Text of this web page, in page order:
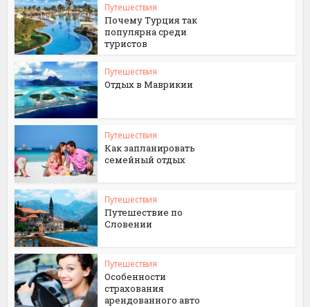
Путешествия
Почему Турция так
популярна среди
туристов
Путешествия
Отдых в Маврикии
Путешествия
Как запланировать
семейный отдых
Путешествия
Путешествие по
Словении
Путешествия
Особенности
страхования
арендованного авто